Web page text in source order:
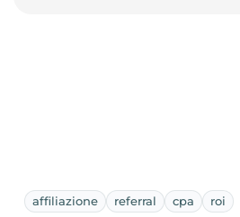
affiliazione referral cpa roi